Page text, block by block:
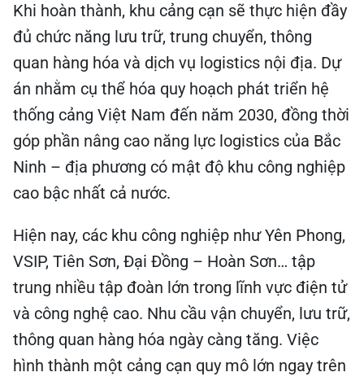
Khi hoàn thành, khu cảng cạn sẽ thực hiện đầy
đủ chức năng lưu trữ, trung chuyển, thông
quan hàng hóa và dịch vụ logistics nội địa. Dự
án nhằm cụ thể hóa quy hoạch phát triển hệ
thống cảng Việt Nam đến năm 2030, đồng thời
góp phần nâng cao năng lực logistics của Bắc
Ninh – địa phương có mật độ khu công nghiệp
cao bậc nhất cả nước.
Hiện nay, các khu công nghiệp như Yên Phong,
VSIP, Tiên Sơn, Đại Đồng – Hoàn Sơn… tập
trung nhiều tập đoàn lớn trong lĩnh vực điện tử
và công nghệ cao. Nhu cầu vận chuyển, lưu trữ,
thông quan hàng hóa ngày càng tăng. Việc
hình thành một cảng cạn quy mô lớn ngay trên